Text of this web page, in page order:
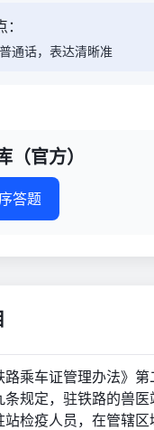
通话，表达清晰准
（官方）
答题
路乘车证管理办法》第
条规定，驻铁路的兽医
站检疫人员，在管辖区